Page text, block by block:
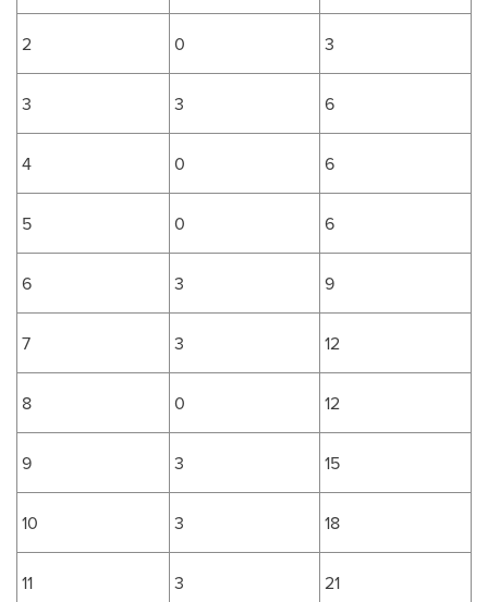
2 0 3
3 3 6
4 0 6
5 0 6
6 3 9
7 3 12
8 0 12
9 3 15
10 3 18
11 3 21